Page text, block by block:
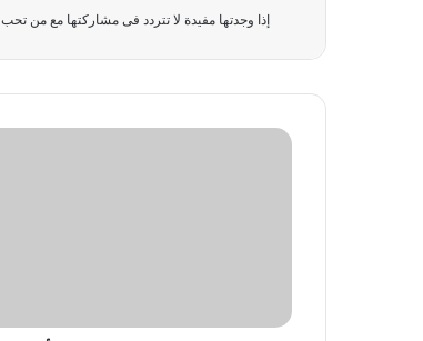
إذا وجدتها مفيدة لا تتردد فى مشاركتها مع من تحب
تقنية
جهد